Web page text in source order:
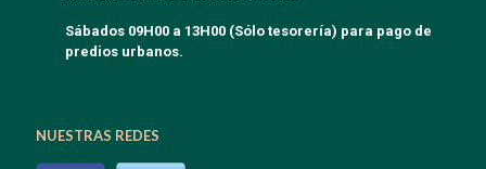
Sábados 09H00 a 13H00 (Sólo tesorería) para pago de
predios urbanos.
NUESTRAS REDES